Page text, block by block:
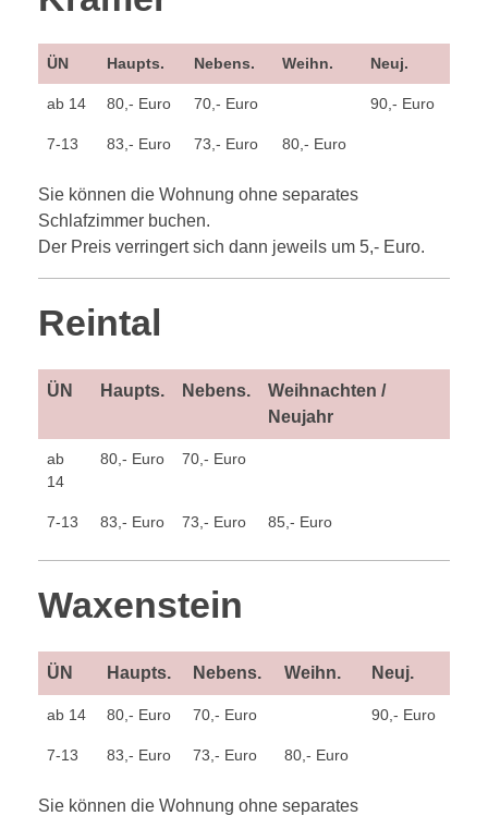
ÜN Haupts. Nebens. Weihn. Neuj.
ab 14 80,- Euro 70,- Euro 90,- Euro
7-13 83,- Euro 73,- Euro 80,- Euro
Sie können die Wohnung ohne separates
Schlafzimmer buchen.
Der Preis verringert sich dann jeweils um 5,- Euro.
Reintal
ÜN Haupts. Nebens.
Weihnachten /
Neujahr
ab
14
80,- Euro 70,- Euro
7-13 83,- Euro 73,- Euro 85,- Euro
Waxenstein
ÜN Haupts. Nebens. Weihn. Neuj.
ab 14 80,- Euro 70,- Euro 90,- Euro
7-13 83,- Euro 73,- Euro 80,- Euro
Sie können die Wohnung ohne separates